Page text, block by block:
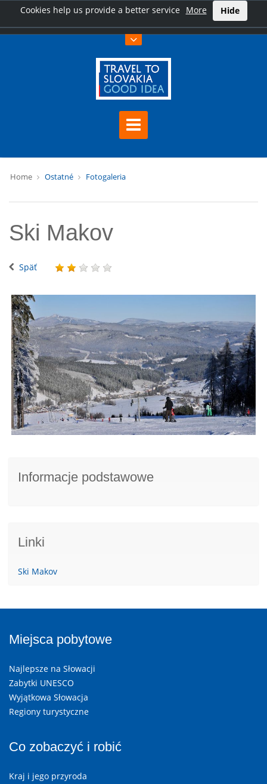
Cookies help us provide a better service More Hide
Home Ostatné Fotogaleria
Ski Makov
Späť
Informacje podstawowe
Linki
Ski Makov
Miejsca pobytowe
Najlepsze na Słowacji
Zabytki UNESCO
Wyjątkowa Słowacja
Regiony turystyczne
Co zobaczyć i robić
Kraj i jego przyroda